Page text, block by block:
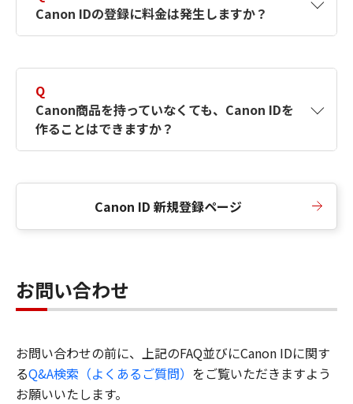
簡単に作成できるように、この情報を使用して
Canon IDの登録フォームを入力します。
Canon IDの登録に料金は発生しますか？
Q
Canon商品を持っていなくても、Canon IDを
作ることはできますか？
Canon ID 新規登録ページ
お問い合わせ
お問い合わせの前に、上記のFAQ並びにCanon IDに関す
るQ&A検索（よくあるご質問） をご覧いただきますよう
お願いいたします。